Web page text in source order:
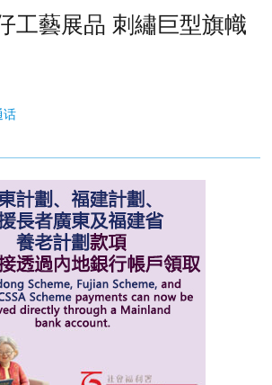
工藝展品 刺繡巨型旗幟